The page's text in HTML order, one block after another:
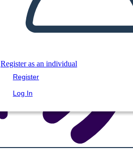
Register as an individual
Register
Log In